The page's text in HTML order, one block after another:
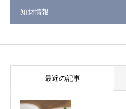
知財情報
最近の記事